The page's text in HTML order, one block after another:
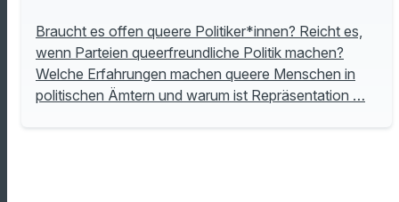
Braucht es offen queere Politiker*innen? Reicht es,
wenn Parteien queerfreundliche Politik machen?
Welche Erfahrungen machen queere Menschen in
politischen Ämtern und warum ist Repräsentation …